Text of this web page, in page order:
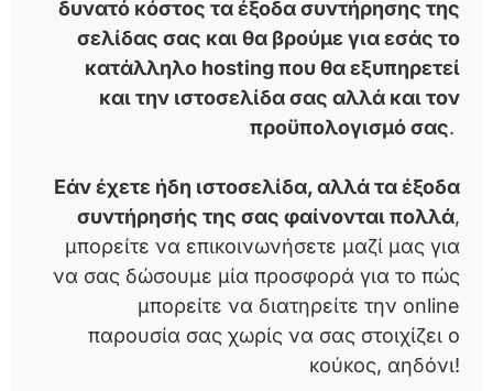
δυνατό κόστος τα έξοδα συντήρησης της
σελίδας σας και θα βρούμε για εσάς το
κατάλληλο hosting που θα εξυπηρετεί
και την ιστοσελίδα σας αλλά και τον
προϋπολογισμό σας.
Εάν έχετε ήδη ιστοσελίδα, αλλά τα έξοδα
συντήρησής της σας φαίνονται πολλά,
μπορείτε να επικοινωνήσετε μαζί μας για
να σας δώσουμε μία προσφορά για το πώς
μπορείτε να διατηρείτε την online
παρουσία σας χωρίς να σας στοιχίζει ο
κούκος, αηδόνι!